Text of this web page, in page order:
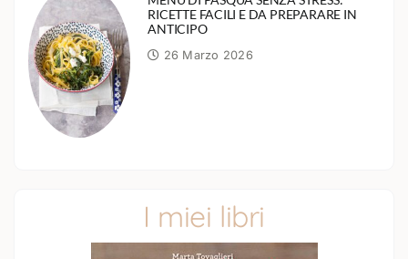
RICETTE FACILI E DA PREPARARE IN
ANTICIPO
26 Marzo 2026
I miei libri